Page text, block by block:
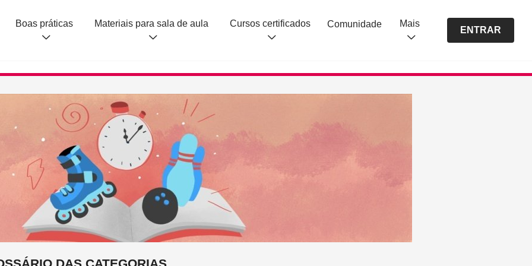
Boas práticas Materiais para sala de aula Cursos certificados Comunidade Mais
ENTRAR